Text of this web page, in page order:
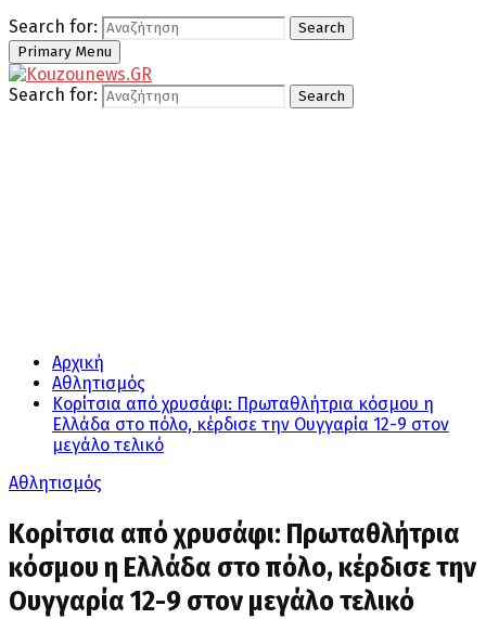
Search for:
Search
Primary Menu
Search for: Search
Αρχική
Αθλητισμός
Κορίτσια από χρυσάφι: Πρωταθλήτρια κόσμου η
Ελλάδα στο πόλο, κέρδισε την Ουγγαρία 12-9 στον
μεγάλο τελικό
Αθλητισμός
Κορίτσια από χρυσάφι: Πρωταθλήτρια
κόσμου η Ελλάδα στο πόλο, κέρδισε την
Ουγγαρία 12-9 στον μεγάλο τελικό